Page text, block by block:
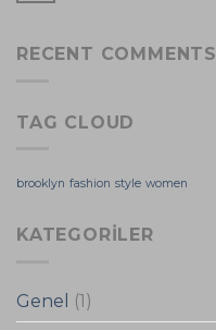
RECENT COMMENTS
TAG CLOUD
brooklyn fashion style women
KATEGORILER
Genel
(1)